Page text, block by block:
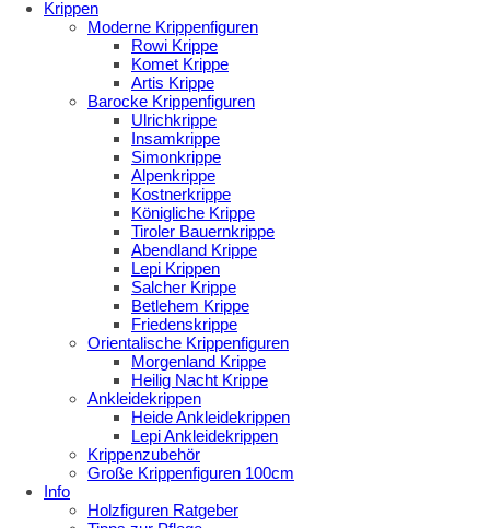
Krippen
Moderne Krippenfiguren
Rowi Krippe
Komet Krippe
Artis Krippe
Barocke Krippenfiguren
Ulrichkrippe
Insamkrippe
Simonkrippe
Alpenkrippe
Kostnerkrippe
Königliche Krippe
Tiroler Bauernkrippe
Abendland Krippe
Lepi Krippen
Salcher Krippe
Betlehem Krippe
Friedenskrippe
Orientalische Krippenfiguren
Morgenland Krippe
Heilig Nacht Krippe
Ankleidekrippen
Heide Ankleidekrippen
Lepi Ankleidekrippen
Krippenzubehör
Große Krippenfiguren 100cm
Info
Holzfiguren Ratgeber